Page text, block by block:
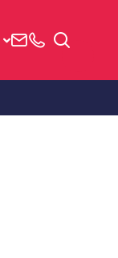
Uns+33Suchen